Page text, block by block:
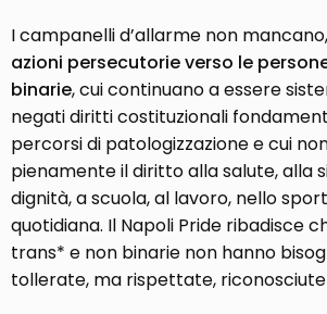
I campanelli d’allarme non
azioni persecutorie verso le
binarie, cui continuano a essere
negati diritti costituzionali
percorsi di patologizzazione e cui
pienamente il diritto alla salute, alla
dignità, a scuola, al lavoro, nello
quotidiana. Il Napoli Pride ribadisce
trans* e non binarie non hanno
tollerate, ma rispettate,